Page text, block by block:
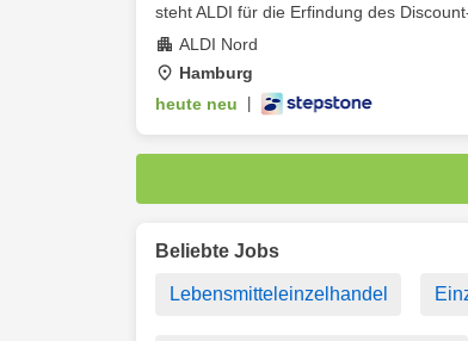
steht ALDI für die Erfindung des
ALDI Nord
Hamburg
heute neu
Beliebte Jobs
Lebensmitteleinzelhandel